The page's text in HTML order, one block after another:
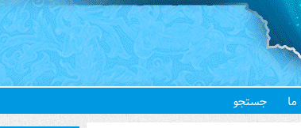
ما جستجو